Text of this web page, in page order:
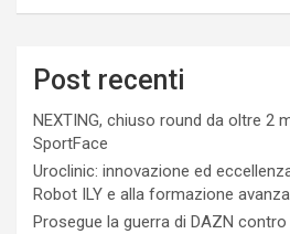
Post recenti
NEXTING, chiuso round da oltre 2
SportFace
Uroclinic: innovazione ed
Robot ILY e alla formazione
Prosegue la guerra di DAZN